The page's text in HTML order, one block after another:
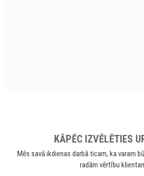
KĀPĒC IZVĒLĒTIES
Mēs savā ikdienas darbā ticam, ka varam
radām vērtību